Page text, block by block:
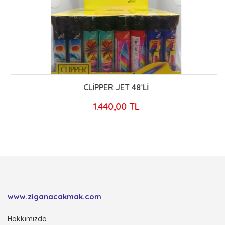
CLİPPER JET 48`Lİ
1.440,00 TL
www.ziganacakmak.com
Hakkımızda